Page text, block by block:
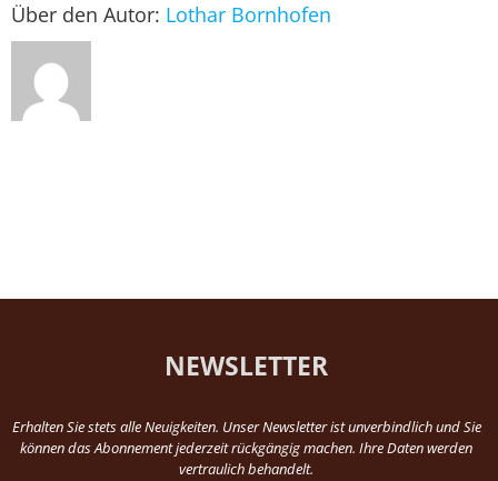
Über den Autor: Lothar Bornhofen
NEWSLETTER
Erhalten Sie stets alle Neuigkeiten. Unser Newsletter ist unverbindlich und Sie
können das Abonnement jederzeit rückgängig machen. Ihre Daten werden
vertraulich behandelt.